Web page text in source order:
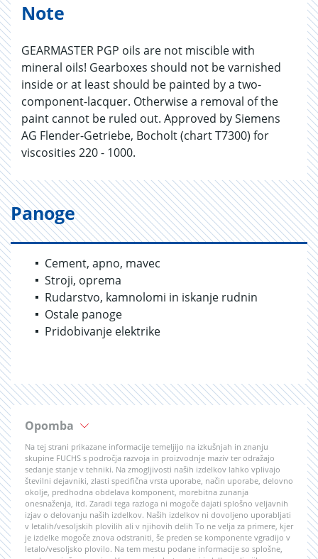
Note
GEARMASTER PGP oils are not miscible with
mineral oils! Gearboxes should not be varnished
inside or at least should be painted by a two-
component-lacquer. Otherwise a removal of the
paint cannot be ruled out. Approved by Siemens
AG Flender-Getriebe, Bocholt (chart T7300) for
viscosities 220 - 1000.
Panoge
Cement, apno, mavec
Stroji, oprema
Rudarstvo, kamnolomi in iskanje rudnin
Ostale panoge
Pridobivanje elektrike
Opomba
Na tej strani prikazane informacije temeljijo na izkušnjah in znanju
skupine FUCHS s področja razvoja in proizvodnje maziv ter odražajo
sedanje stanje v tehniki. Na zmogljivosti naših izdelkov lahko vplivajo
številni dejavniki, zlasti specifična vrsta uporabe, način uporabe, delovno
okolje, predhodna obdelava komponent, morebitna zunanja
onesnaženja, itd. Zaradi tega razloga ni mogoče dajati splošno veljavnih
izjav o delovanju naših izdelkov. Naših izdelkov ni dovoljeno uporabljati
v letalih/vesoljskih plovilih ali v njihovih delih To ne velja za primere, kjer
je izdelke mogoče znova odstraniti, še preden se komponente vgradijo v
letalo/vesoljsko plovilo. Na tem mestu podane informacije so splošne,